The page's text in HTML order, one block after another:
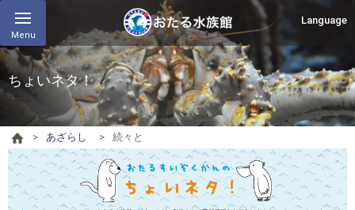
Menu
Language
ちょいネタ！
あざらし 続々と